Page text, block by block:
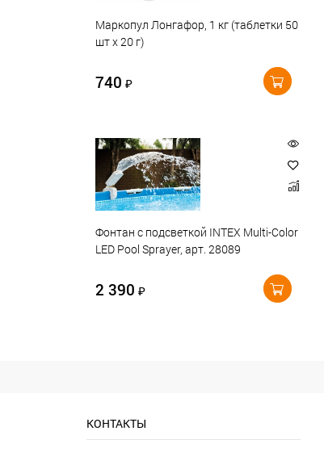
Маркопул Лонгафор, 1 кг (таблетки 50
шт х 20 г)
740 ₽
Фонтан с подсветкой INTEX Multi-Color
LED Pool Sprayer, арт. 28089
2 390 ₽
КОНТАКТЫ